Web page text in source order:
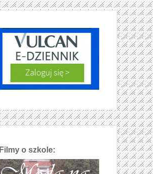
Filmy o szkole: